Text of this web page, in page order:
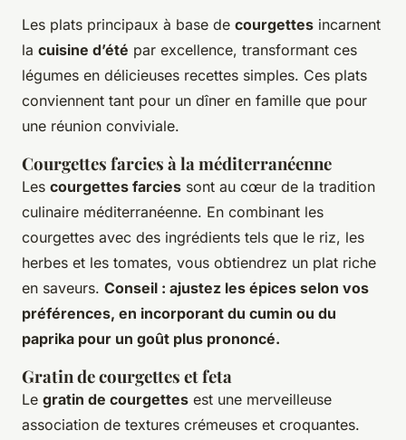
Les plats principaux à base de courgettes incarnent
la cuisine d’été par excellence, transformant ces
légumes en délicieuses recettes simples. Ces plats
conviennent tant pour un dîner en famille que pour
une réunion conviviale.
Courgettes farcies à la méditerranéenne
Les courgettes farcies sont au cœur de la tradition
culinaire méditerranéenne. En combinant les
courgettes avec des ingrédients tels que le riz, les
herbes et les tomates, vous obtiendrez un plat riche
en saveurs. Conseil : ajustez les épices selon vos
préférences, en incorporant du cumin ou du
paprika pour un goût plus prononcé.
Gratin de courgettes et feta
Le gratin de courgettes est une merveilleuse
association de textures crémeuses et croquantes.